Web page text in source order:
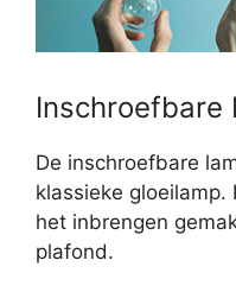
Inschroefbare
De inschroefbare
klassieke
het inbrengen
plafond.